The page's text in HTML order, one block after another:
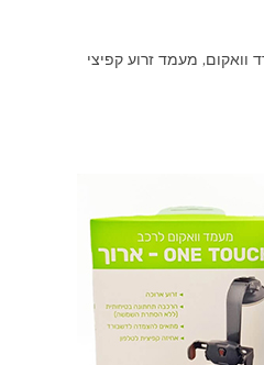
מעמד זרוע קפיצי